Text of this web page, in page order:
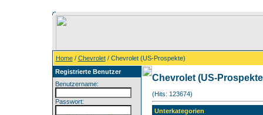
Home/ Chevrolet/ Chevrolet (US-Prospekte)
Registrierte Benutzer
Benutzername:
Passwort:
Chevrolet (US-
(Hits: 123674)
Unterkategorien